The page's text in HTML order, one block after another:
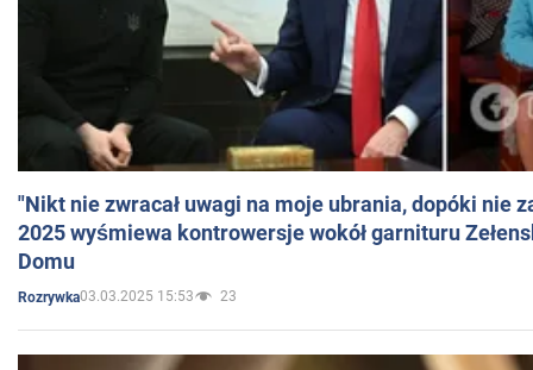
"Nikt nie zwracał uwagi na moje ubrania, dopóki nie
2025 wyśmiewa kontrowersje wokół garnituru
Domu
Rozrywka03.03.2025 15:53 23